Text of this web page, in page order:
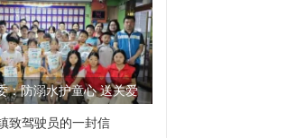
：防溺水护童心 送关爱
致驾驶员的一封信